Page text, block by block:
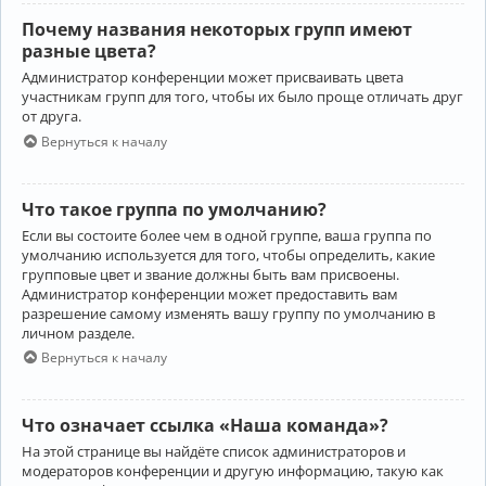
Почему названия некоторых групп имеют
разные цвета?
Администратор конференции может присваивать цвета
участникам групп для того, чтобы их было проще отличать друг
от друга.
Вернуться к началу
Что такое группа по умолчанию?
Если вы состоите более чем в одной группе, ваша группа по
умолчанию используется для того, чтобы определить, какие
групповые цвет и звание должны быть вам присвоены.
Администратор конференции может предоставить вам
разрешение самому изменять вашу группу по умолчанию в
личном разделе.
Вернуться к началу
Что означает ссылка «Наша команда»?
На этой странице вы найдёте список администраторов и
модераторов конференции и другую информацию, такую как